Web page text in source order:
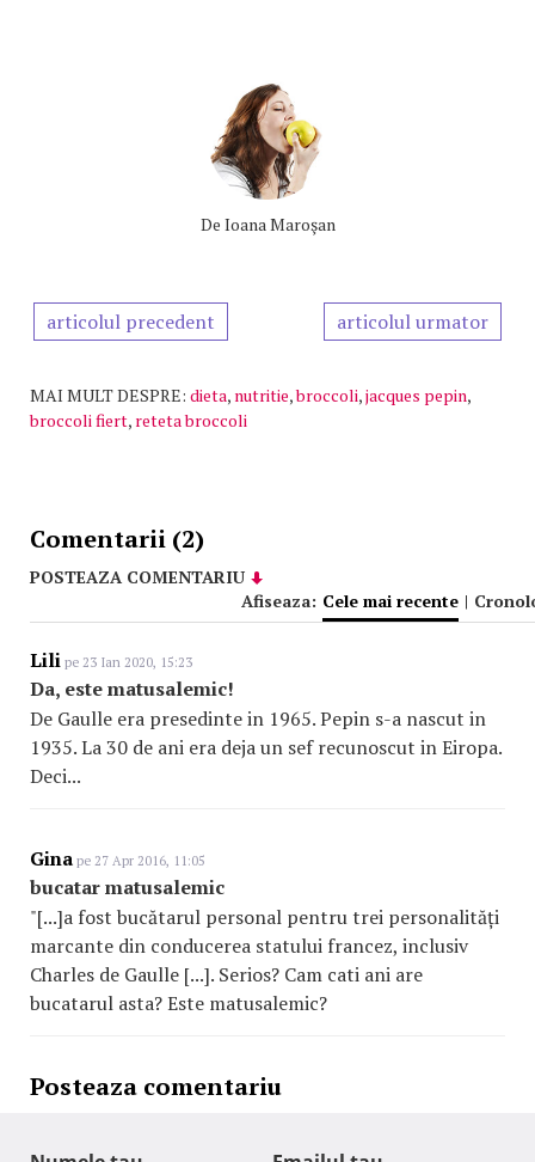
De Ioana Maroşan
articolul precedent articolul urmator
MAI MULT DESPRE: dieta, nutritie,broccoli,jacques pepin,
broccoli fiert, reteta broccoli
Comentarii (2)
POSTEAZA COMENTARIU
Afiseaza: Cele mai recente |
Lili pe 23 Ian 2020, 15:23
Da, este matusalemic!
De Gaulle era presedinte in 1965. Pepin s-a nascut in
1935. La 30 de ani era deja un sef recunoscut in Eiropa.
Deci...
Gina pe 27 Apr 2016, 11:05
bucatar matusalemic
"[...]a fost bucătarul personal pentru trei personalități
marcante din conducerea statului francez, inclusiv
Charles de Gaulle [...]. Serios? Cam cati ani are
bucatarul asta? Este matusalemic?
Posteaza comentariu